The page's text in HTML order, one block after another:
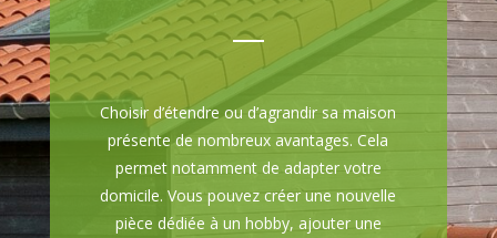
Choisir d’étendre ou d’agrandir sa maison
présente de nombreux avantages. Cela
permet notamment de adapter votre
domicile. Vous pouvez créer une nouvelle
pièce dédiée à un hobby, ajouter une